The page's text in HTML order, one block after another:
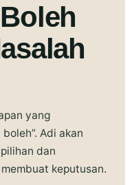
yang
Adi akan
dan
keputusan.